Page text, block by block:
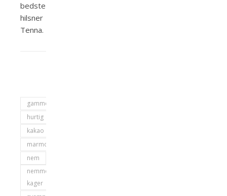
bedste
hilsner
Tenna.
gammeldags
hurtig
kakao
marmorkage
nem
nemme
kager